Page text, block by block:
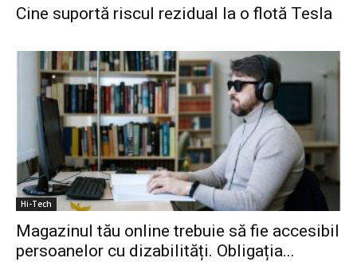
Cine suportă riscul rezidual la o flotă Tesla
Hi-Tech
Magazinul tău online trebuie să fie accesibil
persoanelor cu dizabilități. Obligația...